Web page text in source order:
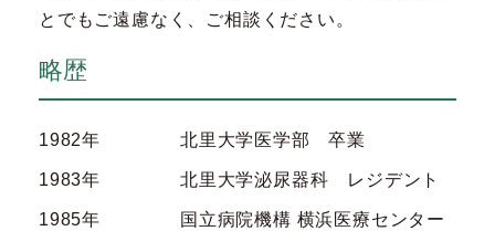
とでもご遠慮なく、ご相談ください。
略歴
1982年 北里大学医学部 卒業
1983年 北里大学泌尿器科 レジデント
1985年
国立病院機構 横浜医療センター